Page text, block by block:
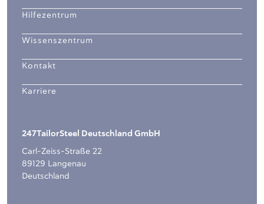
Hilfezentrum
Wissenszentrum
Kontakt
Karriere
247TailorSteel Deutschland GmbH
Carl-Zeiss-Straße 22
89129 Langenau
Deutschland